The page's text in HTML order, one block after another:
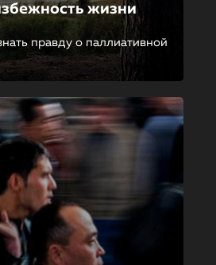
жизни
правду о паллиативной